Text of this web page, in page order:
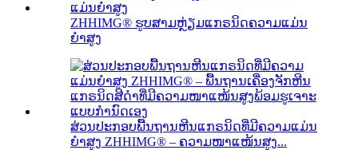
ZHHIMG® ຮູບສາມຫຼ່ຽມແກຣນິດຄວາມແມ່ນ
ຍໍາສູງ
ສ່ວນປະກອບພື້ນຖານຫີນແກຣນິດທີ່ມີຄວາມແມ່ນ
ຍໍາສູງ ZHHIMG® – ຄວາມໜາແໜ້ນສູງ...